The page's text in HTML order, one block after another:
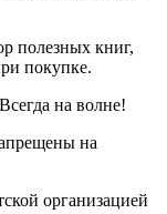
полезных книг,
покупке.
на волне!
на
организацией